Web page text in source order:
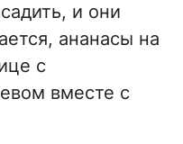
и они
ананасы на
с
вместе с